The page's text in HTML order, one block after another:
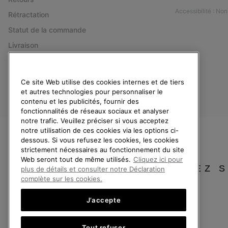
Rétractation
Statut de la commande
Livraison
Accessibilité :
France
2026SOREL. Tous droits réservés.
Politique De Confidentialite Conditions D'Utilisation
Service client: Lun - Sam de 9h à 13h et de 14h à 18h
VEUILLEZ
Ce site Web utilise des cookies internes et de tiers
et autres technologies pour personnaliser le
contenu et les publicités, fournir des
fonctionnalités de réseaux sociaux et analyser
notre trafic. Veuillez préciser si vous acceptez
notre utilisation de ces cookies via les options ci-
dessous. Si vous refusez les cookies, les cookies
strictement nécessaires au fonctionnement du site
Web seront tout de même utilisés. Cliquez ici pour
plus de détails et consulter notre Déclaration
complète sur les cookies.
J’accepte